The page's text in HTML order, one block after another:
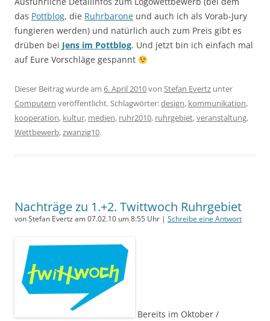
das Pottblog, die Ruhrbarone und auch ich als Vorab-Jury
fungieren werden) und natürlich auch zum Preis gibt es
drüben bei Jens im Pottblog. Und jetzt bin ich einfach mal
auf Eure Vorschläge gespannt
Dieser Beitrag wurde am 6. April 2010von Stefan Evertz unter
Computern veröffentlicht. Schlagwörter:design, kommunikation,
kooperation, kultur, medien, ruhr2010, ruhrgebiet,veranstaltung,
Wettbewerb,zwanzig10.
Nachträge zu 1.+2. Twittwoch Ruhrgebiet
von Stefan Evertz am 07.02.10 um 8:55 Uhr | Schreibe eine Antwort
Bereits im Oktober /